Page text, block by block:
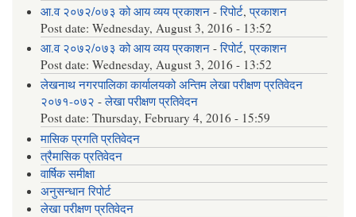
आ.व २०७२/०७३ को आय व्यय प्रकाशन-रिपोर्ट,प्रकाशन
Post date:Wednesday, August 3, 2016 - 13:52
आ.व २०७२/०७३ को आय व्यय प्रकाशन-रिपोर्ट,प्रकाशन
Post date:Wednesday, August 3, 2016 - 13:52
लेखनाथ नगरपालिका कार्यालयको अन्तिम लेखा परीक्षण प्रतिवेदन
२०७१-०७२ -लेखा परीक्षण प्रतिवेदन
Post date:Thursday, February 4, 2016 - 15:59
मासिक प्रगति प्रतिवेदन
त्रैमासिक प्रतिवेदन
वार्षिक समीक्षा
अनुसन्धान रिपोर्ट
लेखा परीक्षण प्रतिवेदन